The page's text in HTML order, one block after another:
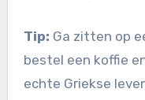
Tip: Ga zitten op
bestel een koffie
echte Griekse